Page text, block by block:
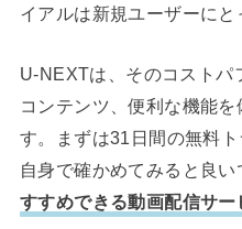
イアルは新規ユーザーにと
U-NEXTは、そのコストパ
コンテンツ、便利な機能
す。まずは31日間の無料
自身で確かめてみると良い
すすめできる動画配信サー